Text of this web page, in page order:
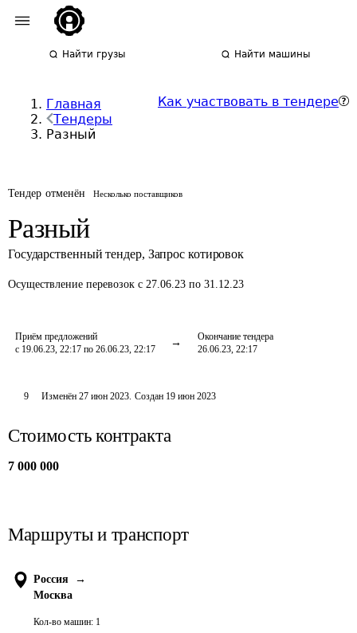
Найти грузы Найти машины
Главная
Тендеры
Разный
Как участвовать в тендере
Тендер отменён Несколько поставщиков
Разный
Государственный тендер, Запрос котировок
Осуществление перевозок с 27.06.23 по 31.12.23
Приём предложений
с 19.06.23, 22:17 по 26.06.23, 22:17
Окончание тендера
26.06.23, 22:17
9 Изменён 27 июн 2023. Создан 19 июн 2023
Стоимость контракта
7 000 000
Маршруты и транспорт
Россия
→
Москва
Кол-во машин: 1